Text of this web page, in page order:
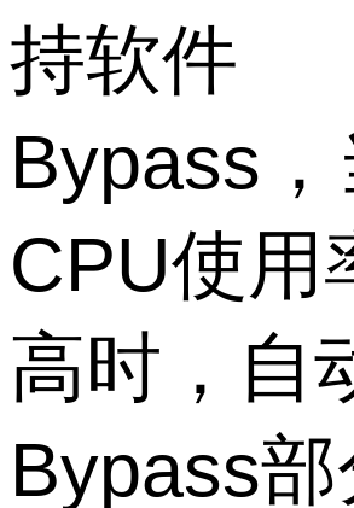
持软件
Bypass，
CPU使用
高时，自
Bypass